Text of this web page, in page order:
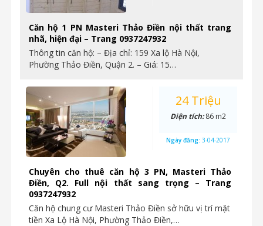
Căn hộ 1 PN Masteri Thảo Điền nội thất trang
nhã, hiện đại – Trang 0937247932
Thông tin căn hộ: – Địa chỉ: 159 Xa lộ Hà Nội,
Phường Thảo Điền, Quận 2. – Giá: 15…
Chuyên cho thuê căn hộ 3 PN, Masteri Thảo
Điền, Q2. Full nội thất sang trọng – Trang
0937247932
Căn hộ chung cư Masteri Thảo Điền sở hữu vị trí mặt
tiền Xa Lộ Hà Nội, Phường Thảo Điền,…
24 Triệu
Diện tích:86 m2
Ngày đăng: 3-04-2017